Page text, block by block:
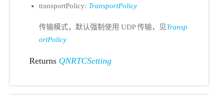
transportPolicy: TransportPolicy
传输模式，默认强制使用 UDP 传输，见Transp
ortPolicy
Returns QNRTCSetting